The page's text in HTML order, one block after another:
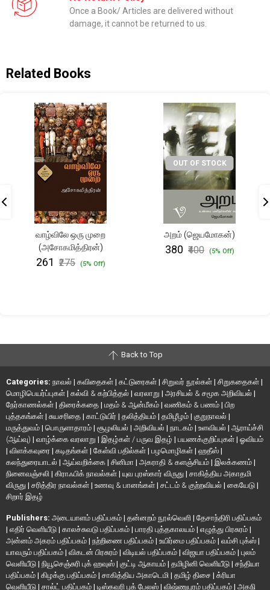
Once a Book/ Articles are delivered without
damage, it cannot be returned to us.
Related Books
வாழ்விலே ஒரு முறை
(அசோகமித்திரன்)
₹261 ₹275 (5% Off)
OUT OF STOCK
அறம் (ஜெயமோகன்)
₹380 ₹400 (5% Off)
Back to Top
Categories: நாவல் | கவிதைகள் | கட்டுரைகள் | சிறுவர் நூல்கள் | சிறுகதைகள் |
மொழிபெயர்ப்புகள் | கல்வி & கற்பித்தல் | வரலாறு | அரசியல் & சமூக அறிவியல் |
நேர்காணல்கள் | திரைக்கதை | மதம் & ஆன்மீகம் | வணிகம் & பணம் | பிற
புத்தகங்கள் | சுயசரிதை | காட்டுயிர் | தலித்தியம் | தமிழீழம் | குறுநாவல் |
மருத்துவம் | பொருளாதாரம் | சூழலியல் | அறிவியல் | நாடகம் | உளவியல் | ஆராய்ச்சி
(ஆய்வு) | வாழ்க்கை வரலாறு | இதழ்கள் / பருவ இதழ் | பயணக்குறிப்புகள் | ஓவியம்
| விளக்கவுரை | கடிதங்கள் | கேள்வி பதில்கள் | பழமொழிகள் | ஹதீஸ் |
கலந்துரையாடல் | ஆய்வறிக்கை | சினிமா | அகராதி & களஞ்சியம் | இலக்கணம் |
நினைவஞ்சலி | கிராஃபிக் நாவல்கள் | யுவ புரஸ்கார் விருது | சாகித்திய அகாதமி
விருது | சரித்திர நாவல்கள் | உணவு & பானங்கள் | சட்டம் & குற்றவியல் | கையேடு |
சிறார் இதழ்
Publishers: அடையாளம் பதிப்பகம் | தன்னறம் நூல்வெளி | தேசாந்திரி பதிப்பகம்
| எதிர் வெளியீடு | காலச்சுவடு பதிப்பகம் | பாரதி புத்தகாலயம் | எழுத்து பிரசுரம் |
அன்னம் அகரம் பதிப்பகம் | நற்றிணை பதிப்பகம் | உயிர்மை பதிப்பகம் | வம்சி புக்ஸ் |
யாவரும் பதிப்பகம் | விகடன் பிரசுரம் | விடியல் பதிப்பகம் | விஜயா பதிப்பகம் | புலம்
வெளியீடு | நியூசெஞ்சுரி புக் ஹவுஸ் | குட்டி ஆகாயம் | தமிழினி வெளியீடு | சந்தியா
பதிப்பகம் | கிழக்கு பதிப்பகம் | சாகித்திய அகாடெமி | தமிழ் திசை | க்ரியா
வெளியீடு | சால்ட் பதிப்பகம் | டிஸ்கவரி புக் பேலஸ் | விஷ்ணுபுரம் பதிப்பகம் | அகநி